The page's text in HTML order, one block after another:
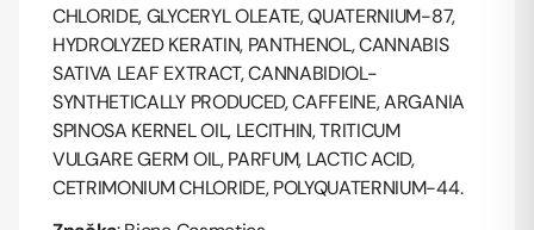
CHLORIDE, GLYCERYL OLEATE, QUATERNIUM-87,
HYDROLYZED KERATIN, PANTHENOL, CANNABIS
SATIVA LEAF EXTRACT, CANNABIDIOL-
SYNTHETICALLY PRODUCED, CAFFEINE, ARGANIA
SPINOSA KERNEL OIL, LECITHIN, TRITICUM
VULGARE GERM OIL, PARFUM, LACTIC ACID,
CETRIMONIUM CHLORIDE, POLYQUATERNIUM-44.